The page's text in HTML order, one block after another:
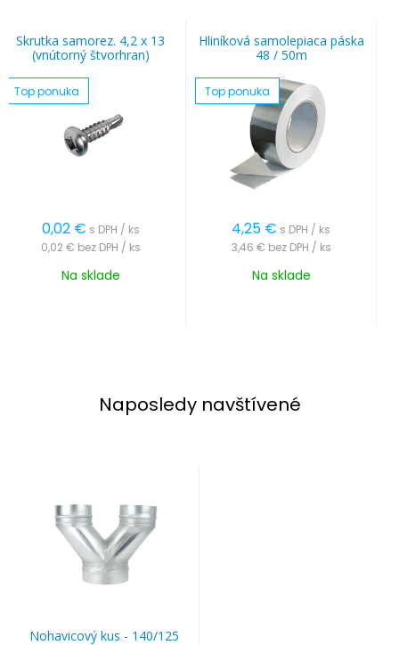
Skrutka samorez. 4,2 x 13
(vnútorný štvorhran)
Top ponuka
0,02 € s DPH / ks
0,02 € bez DPH / ks
Na sklade
Hliníková samolepiaca páska
48 / 50m
Top ponuka
4,25 € s DPH / ks
3,46 € bez DPH / ks
Na sklade
Naposledy navštívené
Nohavicový kus - 140/125